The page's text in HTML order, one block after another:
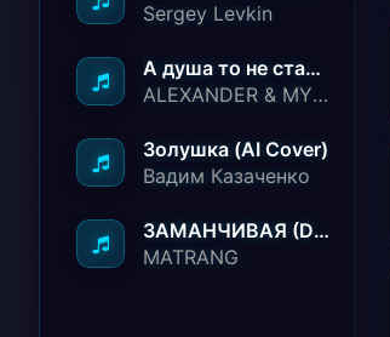
Sergey Levkin
А душа то не стареет
ALEXANDER & MY FAMILY
Золушка (AI Cover)
Вадим Казаченко
ЗАМАНЧИВАЯ (Deep House Remix)
MATRANG